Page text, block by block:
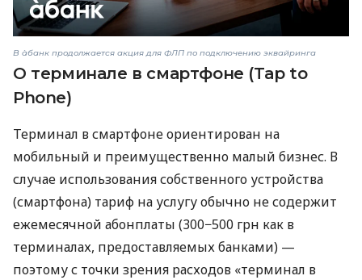
В àбанк продолжается акция для ФЛП по подключению эквайринга
О терминале в смартфоне (Tap to
Phone)
Терминал в смартфоне ориентирован на
мобильный и преимущественно малый бизнес. В
случае использования собственного устройства
(смартфона) тариф на услугу обычно не содержит
ежемесячной абонплаты (300−500 грн как в
терминалах, предоставляемых банками) —
поэтому с точки зрения расходов «терминал в